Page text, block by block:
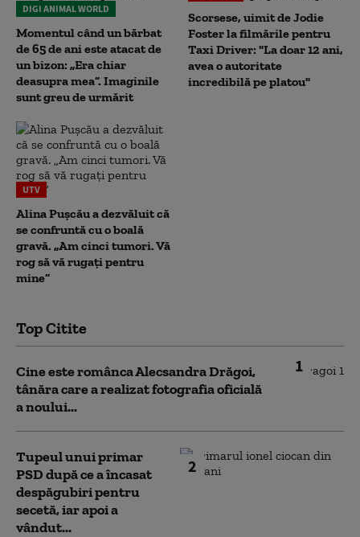
DIGI ANIMAL WORLD
Momentul când un bărbat
de 65 de ani este atacat de
un bizon: „Era chiar
deasupra mea”. Imaginile
sunt greu de urmărit
Scorsese, uimit de Jodie
Foster la filmările pentru
Taxi Driver: "La doar 12 ani,
avea o autoritate
incredibilă pe platou"
UTV
Alina Pușcău a dezvăluit că
se confruntă cu o boală
gravă. „Am cinci tumori. Vă
rog să vă rugați pentru
mine”
Top Citite
1
Cine este românca Alecsandra Drăgoi,
tânăra care a realizat fotografia oficială
a noului...
2
Tupeul unui primar
PSD după ce a încasat
despăgubiri pentru
secetă, iar apoi a
vândut...